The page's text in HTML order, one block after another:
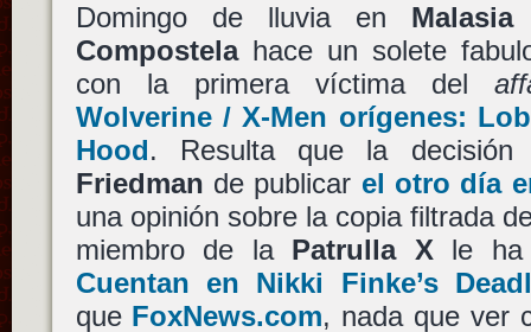
Domingo de lluvia en Malasia
Compostelahace un solete
con la primera víctima del
Wolverine / X-Men orígenes:
Hood. Resulta que la
Friedman de publicar el otro día
una opinión sobre la copia filtrada
miembro de la Patrulla X le ha
Cuentan en Nikki Finke’s
que FoxNews.com, nada que ver